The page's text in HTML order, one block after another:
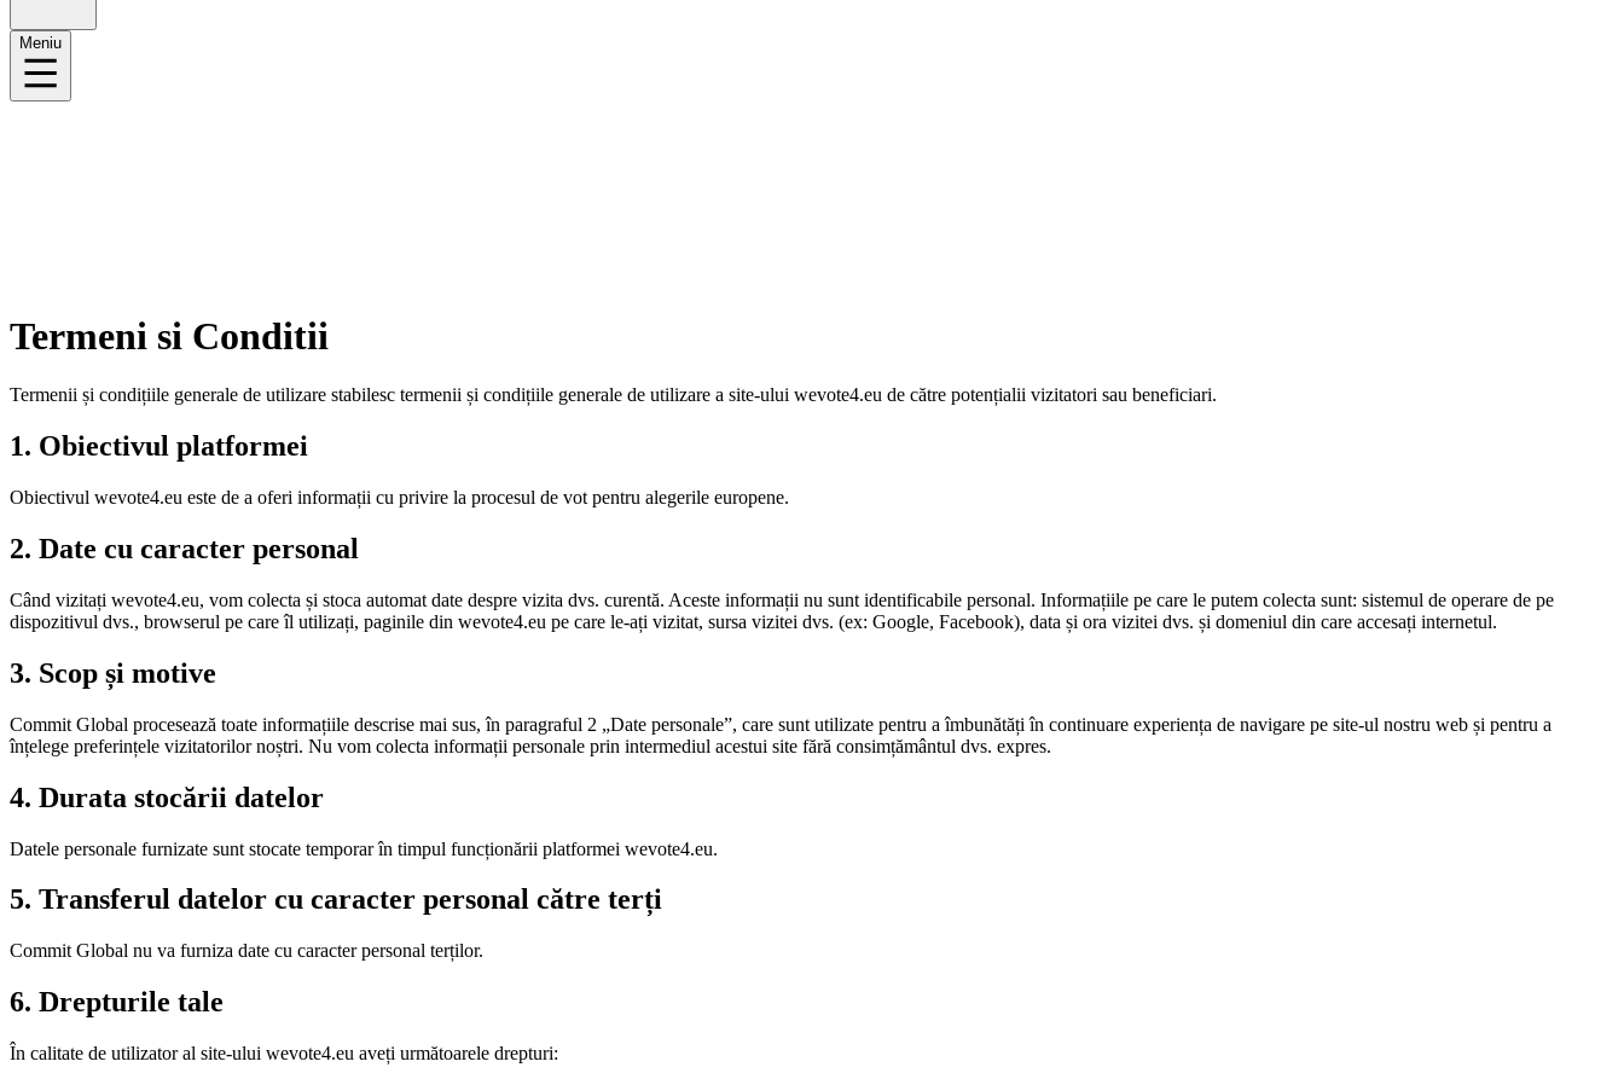
Meniu
Termeni si Conditii
Termenii și condițiile generale de utilizare stabilesc termenii și condițiile generale de utilizare a site-ului wevote4.eu de către potențialii vizitatori sau beneficiari.
1. Obiectivul platformei
Obiectivul wevote4.eu este de a oferi informații cu privire la procesul de vot pentru alegerile europene.
2. Date cu caracter personal
Când vizitați wevote4.eu, vom colecta și stoca automat date despre vizita dvs. curentă. Aceste informații nu sunt identificabile personal. Informațiile pe care le putem colecta sunt: sistemul de operare de pe
dispozitivul dvs., browserul pe care îl utilizați, paginile din wevote4.eu pe care le-ați vizitat, sursa vizitei dvs. (ex: Google, Facebook), data și ora vizitei dvs. și domeniul din care accesați internetul.
3. Scop și motive
Commit Global procesează toate informațiile descrise mai sus, în paragraful 2 „Date personale”, care sunt utilizate pentru a îmbunătăți în continuare experiența de navigare pe site-ul nostru web și pentru a
înțelege preferințele vizitatorilor noștri. Nu vom colecta informații personale prin intermediul acestui site fără consimțământul dvs. expres.
4. Durata stocării datelor
Datele personale furnizate sunt stocate temporar în timpul funcționării platformei wevote4.eu.
5. Transferul datelor cu caracter personal către terți
Commit Global nu va furniza date cu caracter personal terților.
6. Drepturile tale
În calitate de utilizator al site-ului wevote4.eu aveți următoarele drepturi: